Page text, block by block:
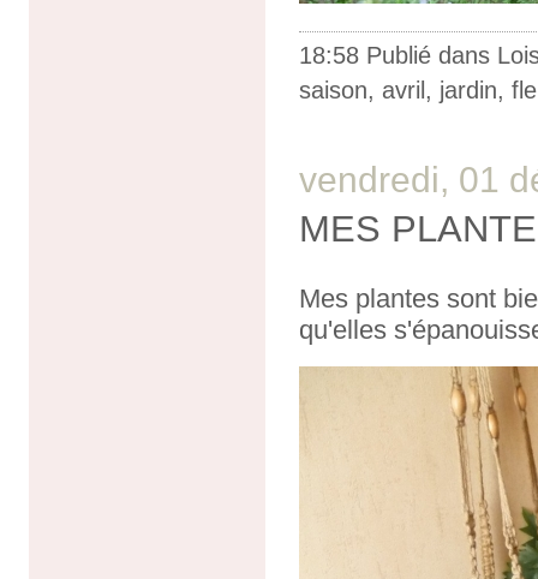
18:58 Publié dans
saison, avril , jardin,
vendredi, 01
MES
Mes plantes sont
qu'elles